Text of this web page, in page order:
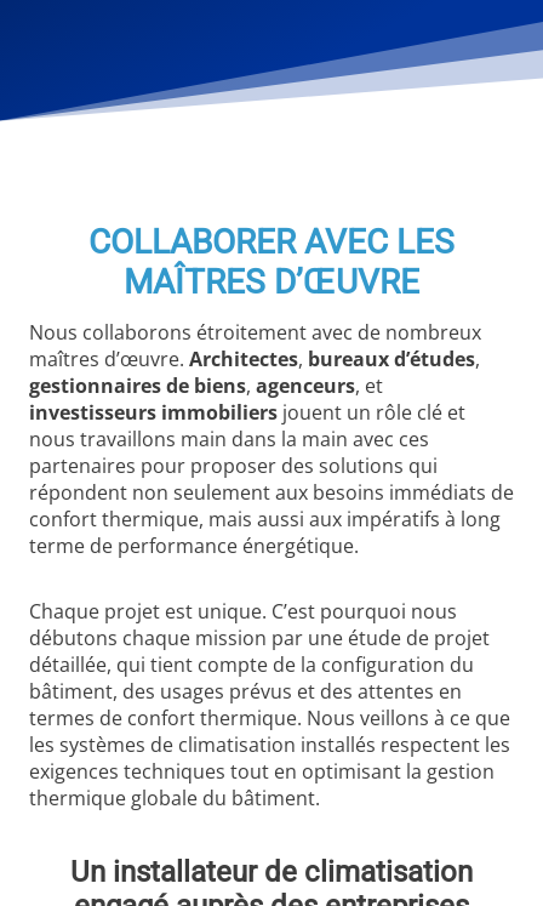
COLLABORER AVEC LES
MAÎTRES D’ŒUVRE
Nous collaborons étroitement avec de nombreux
maîtres d’œuvre. Architectes, bureaux d’études,
gestionnaires de biens, agenceurs, et
investisseurs immobiliers jouent un rôle clé et
nous travaillons main dans la main avec ces
partenaires pour proposer des solutions qui
répondent non seulement aux besoins immédiats de
confort thermique, mais aussi aux impératifs à long
terme de performance énergétique.
Chaque projet est unique. C’est pourquoi nous
débutons chaque mission par une étude de projet
détaillée, qui tient compte de la configuration du
bâtiment, des usages prévus et des attentes en
termes de confort thermique. Nous veillons à ce que
les systèmes de climatisation installés respectent les
exigences techniques tout en optimisant la gestion
thermique globale du bâtiment.
Un installateur de climatisation